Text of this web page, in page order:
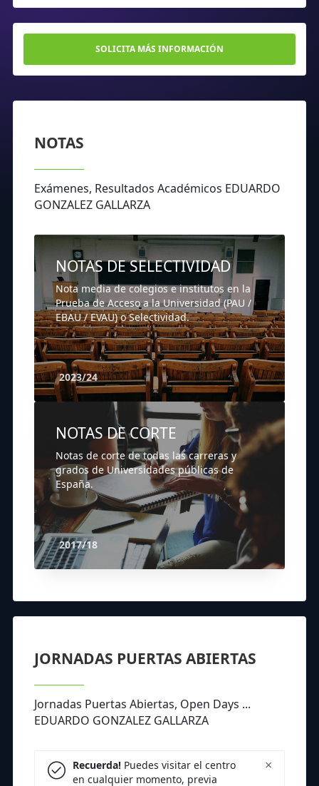
SOLICITA MÁS INFORMACIÓN
NOTAS
Exámenes, Resultados Académicos EDUARDO
GONZALEZ GALLARZA
NOTAS DE SELECTIVIDAD
Nota media de colegios e institutos en la
Prueba de Acceso a la Universidad (PAU /
EBAU / EVAU) o Selectividad.
2023/24
NOTAS DE CORTE
Notas de corte de todas las carreras y
grados de Universidades públicas de
España.
2017/18
JORNADAS PUERTAS ABIERTAS
Jornadas Puertas Abiertas, Open Days ...
EDUARDO GONZALEZ GALLARZA
×
Recuerda!Puedes visitar el centro
en cualquier momento, previa